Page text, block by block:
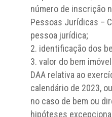
número de inscrição
Pessoas Jurídicas –
pessoa jurídica;
identificação dos
valor do bem
DAA relativa ao
calendário de 2023,
no caso de bem ou
hipóteses